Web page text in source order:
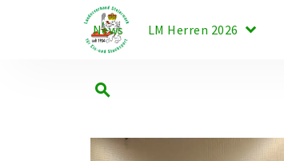
News LM Herren 2026 keyboard_arrow_down
search